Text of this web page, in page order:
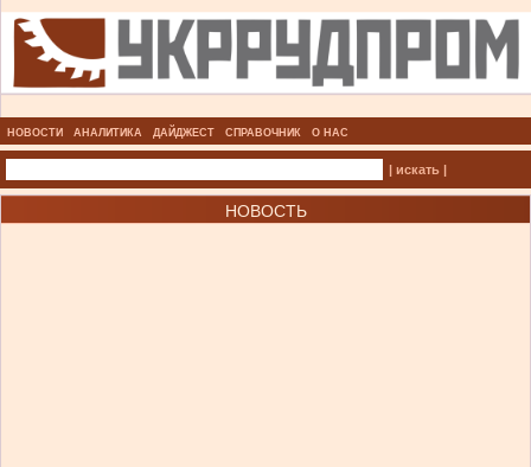
НОВОСТИ АНАЛИТИКА ДАЙДЖЕСТ СПРАВОЧНИК О НАС
| искать |
НОВОСТЬ